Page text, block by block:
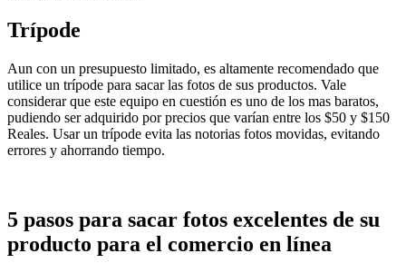
Trípode
Aun con un presupuesto limitado, es altamente recomendado que
utilice un trípode para sacar las fotos de sus productos. Vale
considerar que este equipo en cuestión es uno de los mas baratos,
pudiendo ser adquirido por precios que varían entre los $50 y $150
Reales. Usar un trípode evita las notorias fotos movidas, evitando
errores y ahorrando tiempo.
5 pasos para sacar fotos excelentes de su
producto para el comercio en línea